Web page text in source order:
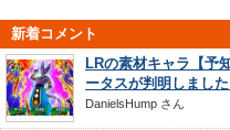
新着コメント
LRの素材キャラ【予
ータスが判明しました
DanielsHump さん